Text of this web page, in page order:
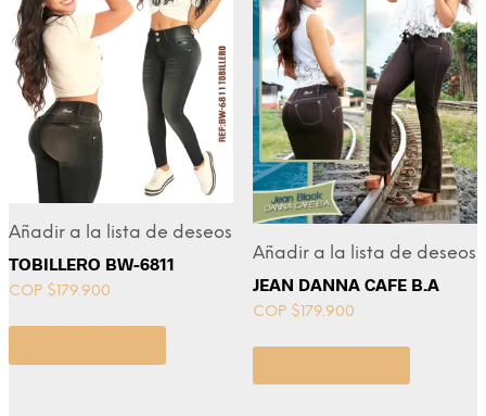
Añadir a la lista de deseos
TOBILLERO BW-6811
COP $ 179.900
Añadir a la lista de deseos
JEAN DANNA CAFE B.A
COP $179.900